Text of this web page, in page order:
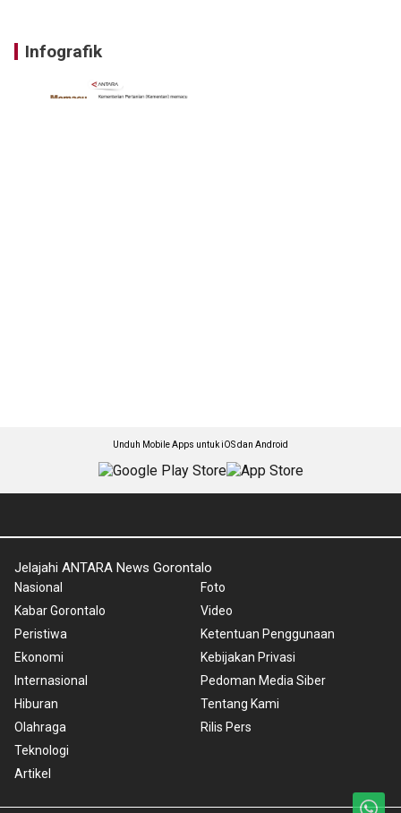
Infografik
Unduh Mobile Apps untuk iOS dan Android
Jelajahi ANTARA News Gorontalo
Nasional
Kabar Gorontalo
Peristiwa
Ekonomi
Internasional
Hiburan
Olahraga
Teknologi
Artikel
Foto
Video
Ketentuan Penggunaan
Kebijakan Privasi
Pedoman Media Siber
Tentang Kami
Rilis Pers